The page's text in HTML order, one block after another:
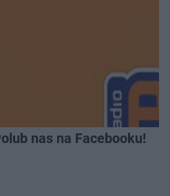
nas na Facebooku!